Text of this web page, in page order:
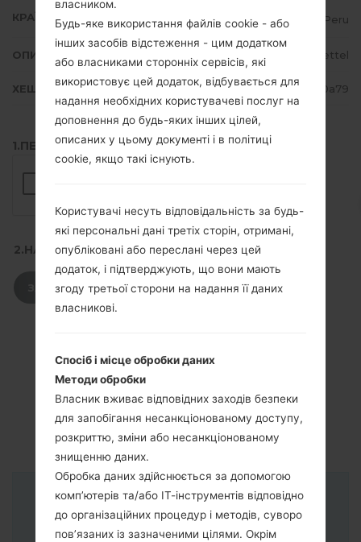
КРАЇНА Peru
ОПИС Viettel
ХЕШ deffd87a6e2818121df6704ac8880a79
1.ПЕРЕВІРТИ НАЯВНІСТЬ RECAPTCHA
2.НАТИСНІТЬ, ЩОБ ЗАВАНТАЖИТИ
ЗАВАНТАЖИТИ
Інструкції
власником.
Будь-яке використання файлів cookie - або
інших засобів відстеження - цим додатком
або власниками сторонніх сервісів, які
використовує цей додаток, відбувається для
надання необхідних користувачеві послуг на
доповнення до будь-яких інших цілей,
описаних у цьому документі і в політиці
cookie, якщо такі існують.
Користувачі несуть відповідальність за будь-
які персональні дані третіх сторін, отримані,
опубліковані або переслані через цей
додаток, і підтверджують, що вони мають
згоду третьої сторони на надання її даних
власникові.
Спосіб і місце обробки даних
Методи обробки
Власник вживає відповідних заходів безпеки
для запобігання несанкціонованому доступу,
розкриттю, зміни або несанкціонованому
знищенню даних.
Обробка даних здійснюється за допомогою
комп’ютерів та/або ІТ-інструментів відповідно
до організаційних процедур і методів, суворо
пов’язаних із зазначеними цілями. Окрім